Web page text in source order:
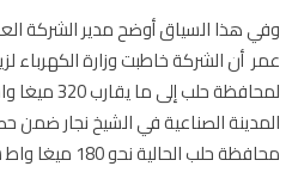
هذا السياق أوضح مدير الشركة
أن الشركة خاطبت وزارة الكهرباء لزيادة
لمحافظة حلب إلى ما
الصناعية في الشيخ نجار ضمن حصة
حلب الحالية نحو 180 ميغا واط ساعي.